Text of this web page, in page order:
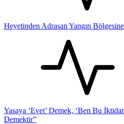
Heyetinden Adrasan Yangın
Yasaya ‘Evet’ Demek, ‘Ben Bu
Demektir”